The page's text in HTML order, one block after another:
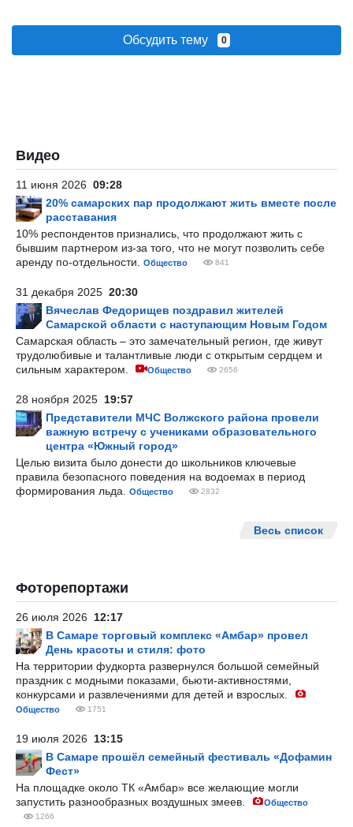
Обсудить тему 0
Видео
11 июня 2026 09:28
20% самарских пар продолжают жить вместе после
расставания
10% респондентов признались, что продолжают жить с
бывшим партнером из-за того, что не могут позволить себе
аренду по-отдельности.
Общество 841
31 декабря 2025 20:30
Вячеслав Федорищев поздравил жителей
Самарской области с наступающим Новым Годом
Самарская область – это замечательный регион, где живут
трудолюбивые и талантливые люди с открытым сердцем и
сильным характером.
Общество 2656
28 ноября 2025 19:57
Представители МЧС Волжского района провели
важную встречу с учениками образовательного
центра «Южный город»
Целью визита было донести до школьников ключевые
правила безопасного поведения на водоемах в период
формирования льда.
Общество 2832
Весь список
Фоторепортажи
26 июля 2026 12:17
В Самаре торговый комплекс «Амбар» провел
День красоты и стиля: фото
На территории фудкорта развернулся большой семейный
праздник с модными показами, бьюти-активностями,
конкурсами и развлечениями для детей и взрослых.
Общество 1751
19 июля 2026 13:15
В Самаре прошёл семейный фестиваль «Дофамин
Фест»
На площадке около ТК «Амбар» все желающие могли
запустить разнообразных воздушных змеев.
Общество
1266